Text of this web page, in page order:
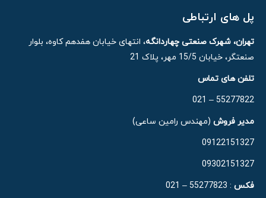
پل های ارتباطی
تهران، شهرک صنعتی چهاردانگه، انتهای خیابان هفدهم کاوه، بلوار
صنعتگر، خیابان 15/5 مهر، پلاک 21
تلفن های تماس
55277822 – 021
مدیر فروش (مهندس رامین ساعی)
09122151327
09302151327
فکس : 55277823 – 021